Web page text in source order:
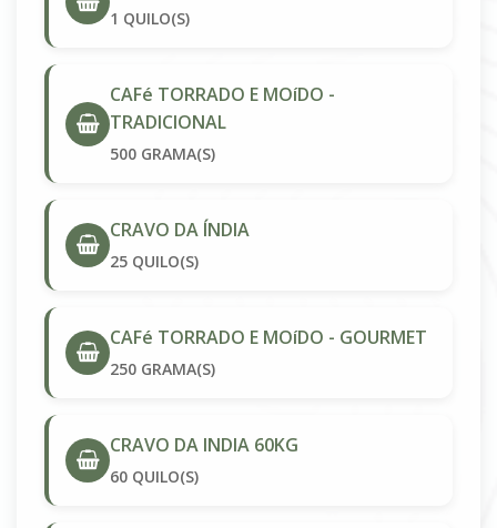
1 QUILO(S)
CAFé TORRADO E MOíDO -
TRADICIONAL
500 GRAMA(S)
CRAVO DA ÍNDIA
25 QUILO(S)
CAFé TORRADO E MOíDO - GOURMET
250 GRAMA(S)
CRAVO DA INDIA 60KG
60 QUILO(S)